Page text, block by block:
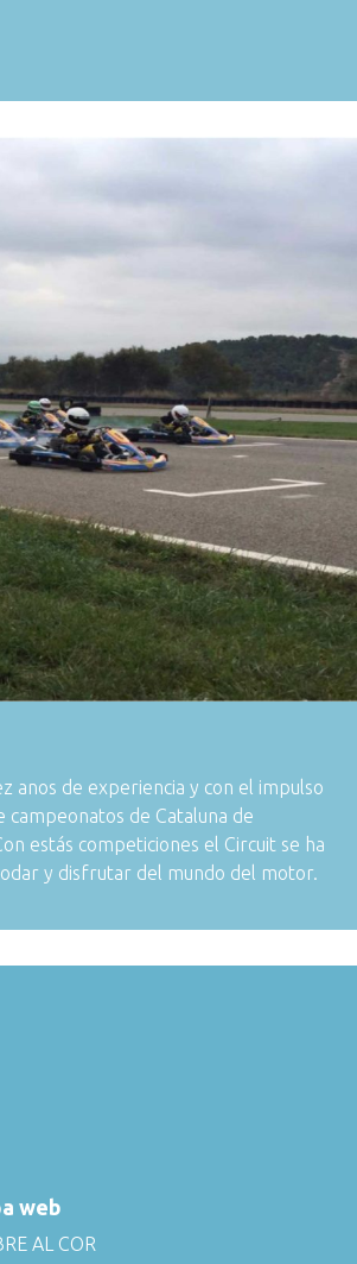
anos de experiencia y con el impulso
de Cataluna de
estás competiciones el Circuit se ha
y disfrutar del mundo del motor.
web
AL COR